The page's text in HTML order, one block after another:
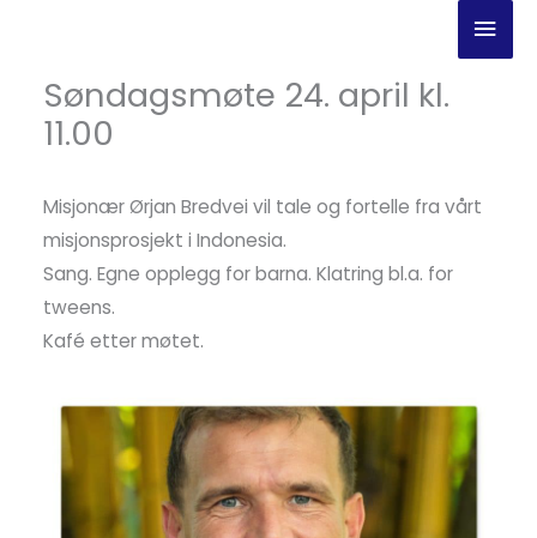
innholdetSøndagsmøte 24. april kl.
11.00
Misjonær Ørjan Bredvei vil tale og fortelle fra vårt
misjonsprosjekt i Indonesia.
Sang. Egne opplegg for barna. Klatring bl.a. for
tweens.
Kafé etter møtet.